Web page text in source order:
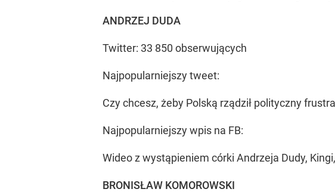
ANDRZEJ DUDA
Twitter: 33 850 obserwujących
Najpopularniejszy tweet:
Czy chcesz, żeby Polską rządził polityczny
Najpopularniejszy wpis na FB:
Wideo z wystąpieniem córki Andrzeja Dudy,
BRONISŁAW KOMOROWSKI